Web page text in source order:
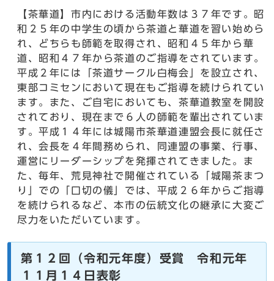
【茶華道】市内における活動年数は３７年です。昭
和２５年の中学生の頃から茶道と華道を習い始めら
れ、どちらも師範を取得され、昭和４５年から華
道、昭和４７年から茶道のご指導をされています。
平成２年には「茶道サークル白梅会」を設立され、
東部コミセンにおいて現在もご指導を続けられてい
ます。また、ご自宅においても、茶華道教室を開設
されており、現在まで６人の師範を輩出されていま
す。平成１４年には城陽市茶華道連盟会長に就任さ
れ、会長を４年間務められ、同連盟の事業、行事、
運営にリーダーシップを発揮されてきました。ま
た、毎年、荒見神社で開催されている「城陽茶まつ
り」での「口切の儀」では、平成２６年からご指導
を続けられるなど、本市の伝統文化の継承に大変ご
尽力をいただいています。
第１２回（令和元年度）受賞 令和元年
１１月１４日表彰